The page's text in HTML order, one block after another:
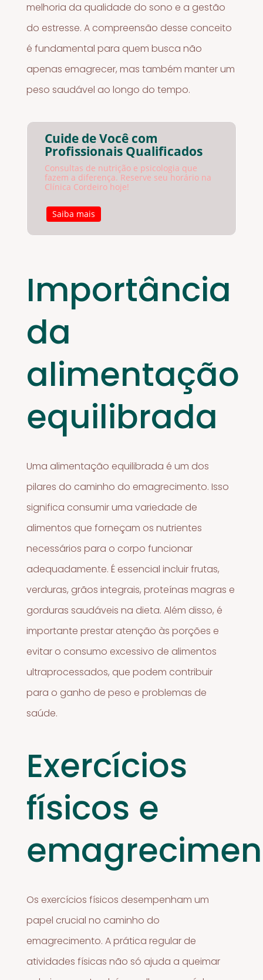
melhoria da qualidade do sono e a gestão
do estresse. A compreensão desse conceito
é fundamental para quem busca não
apenas emagrecer, mas também manter um
peso saudável ao longo do tempo.
Cuide de Você com
Profissionais Qualificados
Consultas de nutrição e psicologia que
fazem a diferença. Reserve seu horário na
Clínica Cordeiro hoje!
Saiba mais
Importância
da
alimentação
equilibrada
Uma alimentação equilibrada é um dos
pilares do caminho do emagrecimento. Isso
significa consumir uma variedade de
alimentos que forneçam os nutrientes
necessários para o corpo funcionar
adequadamente. É essencial incluir frutas,
verduras, grãos integrais, proteínas magras e
gorduras saudáveis na dieta. Além disso, é
importante prestar atenção às porções e
evitar o consumo excessivo de alimentos
ultraprocessados, que podem contribuir
para o ganho de peso e problemas de
saúde.
Exercícios
físicos e
Os exercícios físicos desempenham um
papel crucial no caminho do
emagrecimento. A prática regular de
atividades físicas não só ajuda a queimar